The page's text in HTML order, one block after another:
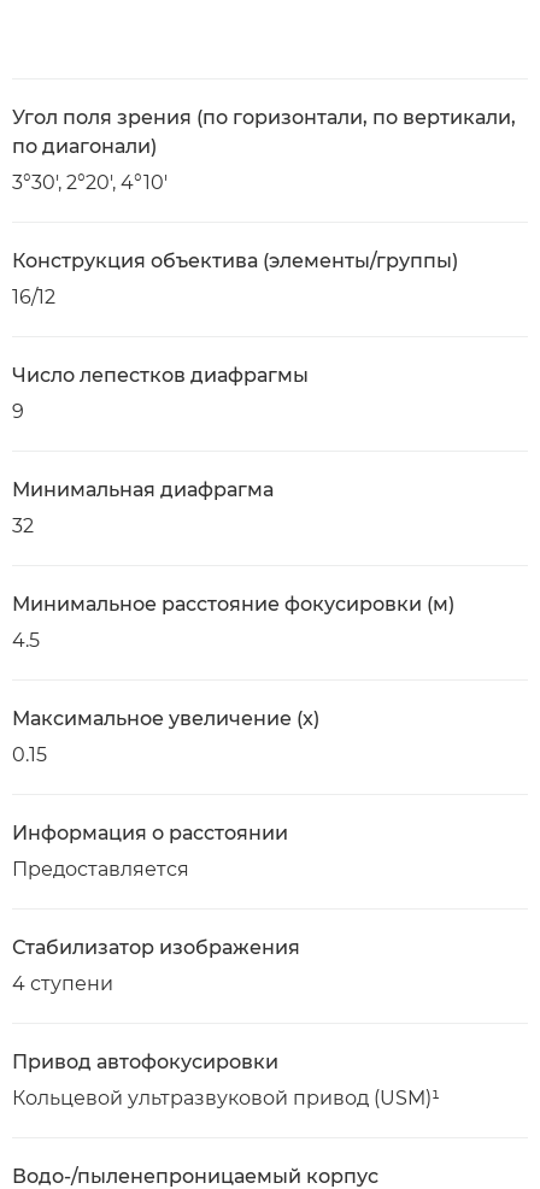
Угол поля зрения (по горизонтали, по вертикали,
по диагонали)
3°30', 2°20', 4°10'
Конструкция объектива (элементы/группы)
16/12
Число лепестков диафрагмы
9
Минимальная диафрагма
32
Минимальное расстояние фокусировки (м)
4.5
Максимальное увеличение (x)
0.15
Информация о расстоянии
Предоставляется
Стабилизатор изображения
4 ступени
Привод автофокусировки
Кольцевой ультразвуковой привод (USM)¹
Водо-/пыленепроницаемый корпус